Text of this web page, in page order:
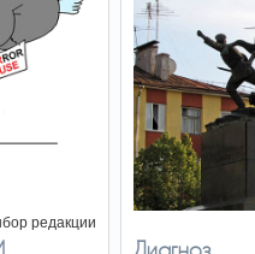
после
пассажиров
Пассажиры
внимание на
еще во время
ухода или
редакции
Диагноз